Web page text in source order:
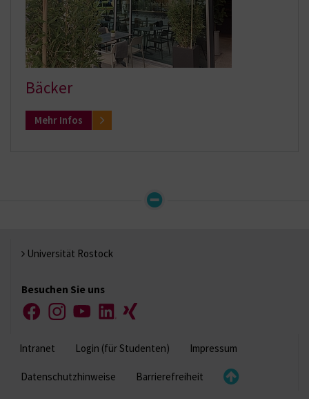
Bäcker
Mehr Infos
Universität Rostock
Besuchen Sie uns
FacebookInstagramYouTubeLinkedIn
Xing
Intranet Login (für Studenten) Impressum
Datenschutzhinweise Barrierefreiheit